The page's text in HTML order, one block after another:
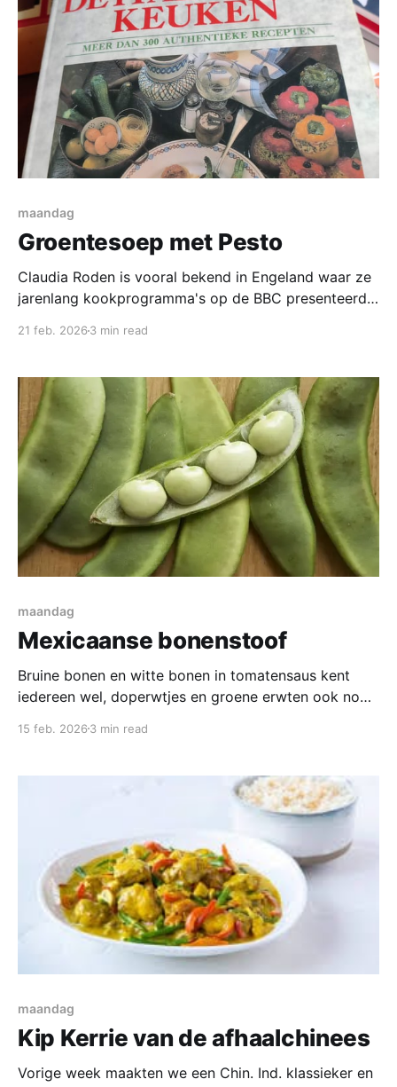
maandag
Groentesoep met Pesto
Claudia Roden is vooral bekend in Engeland waar ze
jarenlang kookprogramma's op de BBC presenteerde.
haar eerste kookboek; A Book of
21 feb. 2026 3 min read
maandag
Mexicaanse bonenstoof
Bruine bonen en witte bonen in tomatensaus kent
iedereen wel, doperwtjes en groene erwten ook nog
peulvruchten staat is er veel meer te zien. Vandaag
Er zijn een paar bijnamen zoals olifantsboon
15 feb. 2026 3 min read
maandag
Kip Kerrie van de afhaalchinees
Vorige week maakten we een Chin. Ind. klassieker en